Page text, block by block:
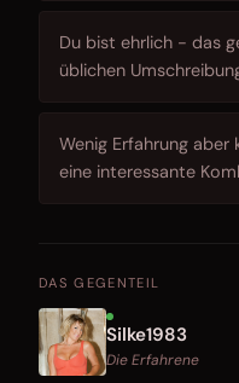
Du bist ehrlich - das
üblichen
Wenig Erfahrung
eine interessante
DAS GEGENTEIL
Silke1983
Die Erfahrene